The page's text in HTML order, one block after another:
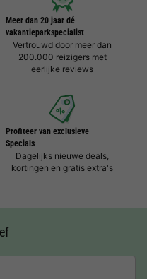
Meer dan 20 jaar dé
vakantieparkspecialist
Vertrouwd door meer dan
200.000 reizigers met
eerlijke reviews
Profiteer van exclusieve
Specials
Dagelijks nieuwe deals,
kortingen en gratis extra's